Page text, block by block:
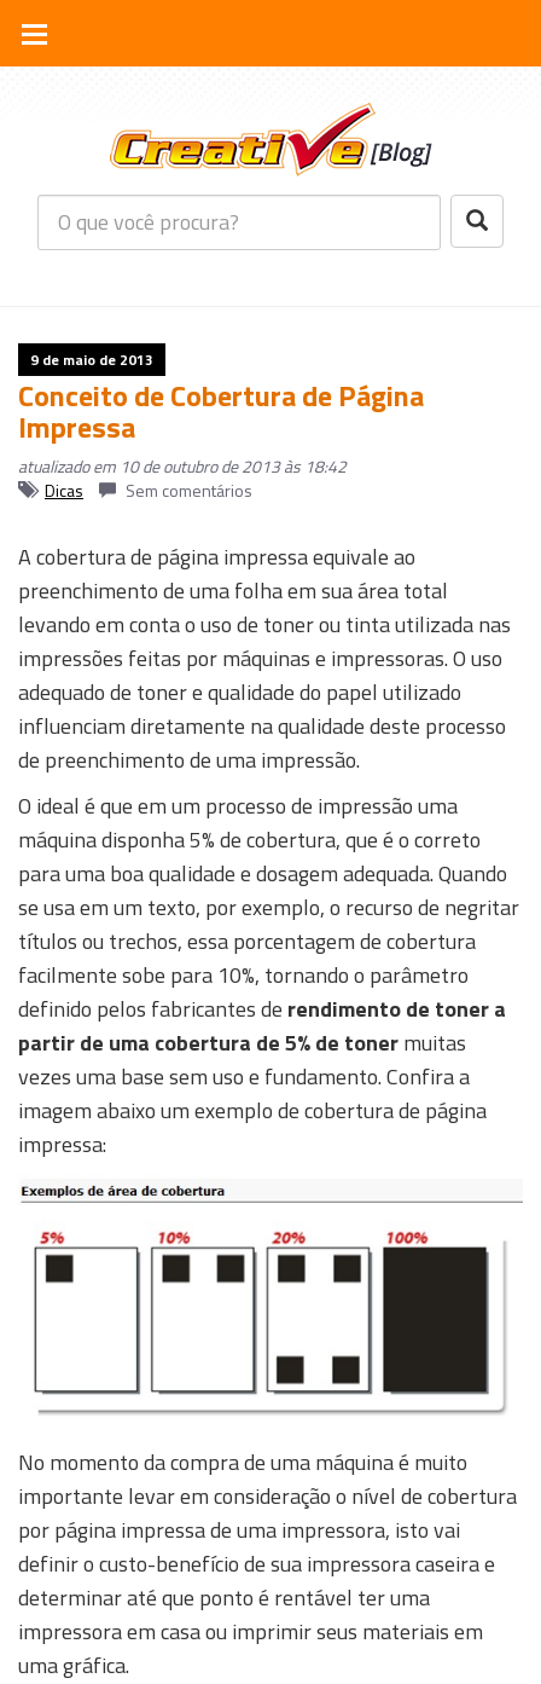
9 de maio de 2013
Conceito de Cobertura de Página
Impressa
atualizado em 10 de outubro de 2013 às 18:42
Dicas
Sem comentários
A cobertura de página impressa equivale ao
preenchimento de uma folha em sua área total
levando em conta o uso de toner ou tinta utilizada nas
impressões feitas por máquinas e impressoras. O uso
adequado de toner e qualidade do papel utilizado
influenciam diretamente na qualidade deste processo
de preenchimento de uma impressão.
O ideal é que em um processo de impressão uma
máquina disponha 5% de cobertura, que é o correto
para uma boa qualidade e dosagem adequada. Quando
se usa em um texto, por exemplo, o recurso de negritar
títulos ou trechos, essa porcentagem de cobertura
facilmente sobe para 10%, tornando o parâmetro
definido pelos fabricantes de rendimento de toner a
partir de uma cobertura de 5% de tonermuitas
vezes uma base sem uso e fundamento. Confira a
imagem abaixo um exemplo de cobertura de página
impressa:
No momento da compra de uma máquina é muito
importante levar em consideração o nível de cobertura
por página impressa de uma impressora, isto vai
definir o custo-benefício de sua impressora caseira e
determinar até que ponto é rentável ter uma
impressora em casa ou imprimir seus materiais em
uma gráfica.